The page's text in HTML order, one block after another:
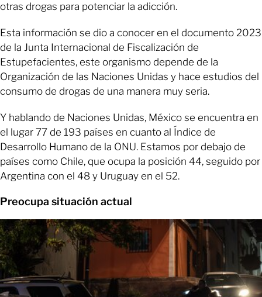
otras drogas para potenciar la adicción.
Esta información se dio a conocer en el documento 2023
de la Junta Internacional de Fiscalización de
Estupefacientes, este organismo depende de la
Organización de las Naciones Unidas y hace estudios del
consumo de drogas de una manera muy seria.
Y hablando de Naciones Unidas, México se encuentra en
el lugar 77 de 193 países en cuanto al Índice de
Desarrollo Humano de la ONU. Estamos por debajo de
países como Chile, que ocupa la posición 44, seguido por
Argentina con el 48 y Uruguay en el 52.
Preocupa situación actual